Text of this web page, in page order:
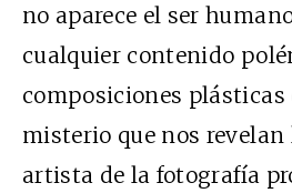
no aparece el ser
cualquier contenido
composiciones plásticas
misterio que nos
artista de la fotografía